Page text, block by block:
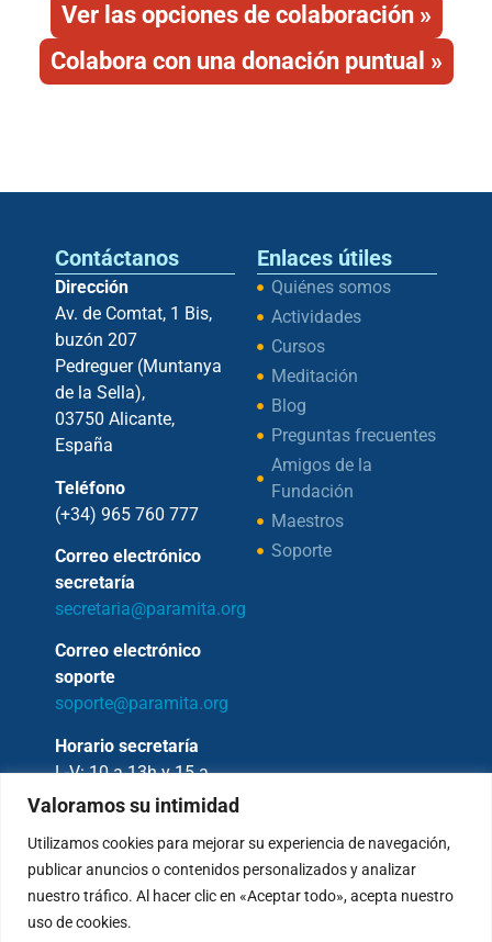
Valoramos su intimidad
Utilizamos cookies para mejorar su experiencia de navegación,
publicar anuncios o contenidos personalizados y analizar
nuestro tráfico. Al hacer clic en «Aceptar todo», acepta nuestro
uso de cookies.
Ver las opciones de colaboración »
Colabora con una donación puntual »
Contáctanos
Dirección
Av. de Comtat, 1 Bis,
buzón 207
Pedreguer (Muntanya
de la Sella),
03750 Alicante,
España
Teléfono
(+34) 965 760 777
Correo electrónico
secretaría
secretaria@paramita.org
Correo electrónico
soporte
soporte@paramita.org
Horario secretaría
L-V: 10 a 13h y 15 a
17h
Enlaces útiles
Quiénes somos
Actividades
Cursos
Meditación
Blog
Preguntas frecuentes
Amigos de la
Fundación
Maestros
Soporte
Copyright © 2026 – Fundación Sakya –